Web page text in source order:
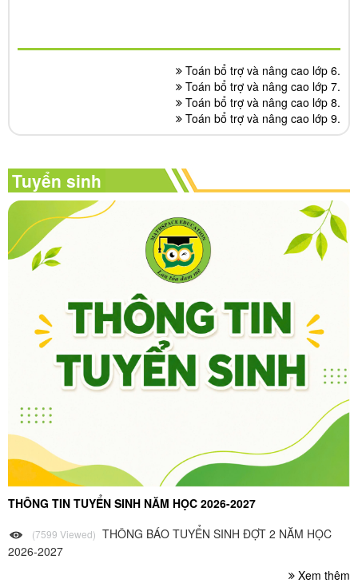
Toán bổ trợ và nâng cao lớp 6.
Toán bổ trợ và nâng cao lớp 7.
Toán bổ trợ và nâng cao lớp 8.
Toán bổ trợ và nâng cao lớp 9.
Tuyển sinh
THÔNG TIN TUYỂN SINH NĂM HỌC 2026-2027
(7599 Viewed) THÔNG BÁO TUYỂN SINH ĐỢT 2 NĂM HỌC
2026-2027
Xem thêm